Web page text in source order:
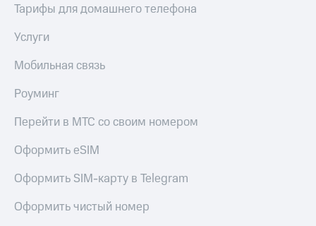
Тарифы для домашнего телефона
Услуги
Мобильная связь
Роуминг
Перейти в МТС со своим номером
Оформить eSIM
Оформить SIM-карту в Telegram
Оформить чистый номер